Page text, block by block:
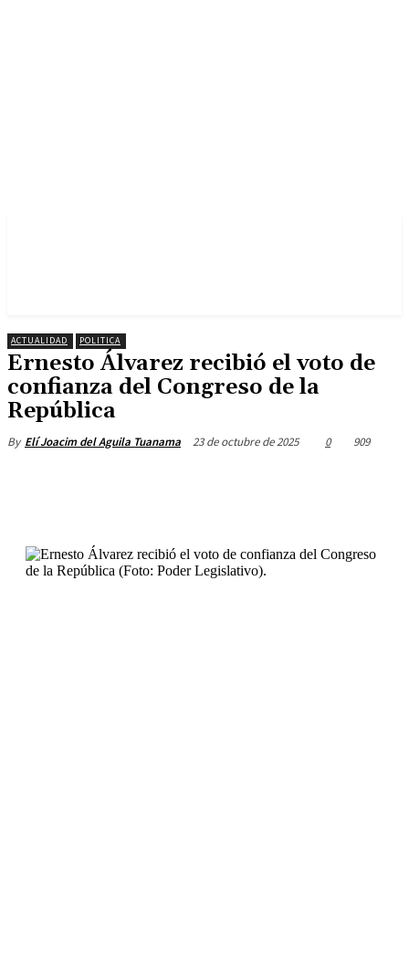
ACTUALIDAD POLITICA
Ernesto Álvarez recibió el voto de
confianza del Congreso de la
República
By Elí Joacim del Aguila Tuanama 23 de octubre de 2025 0 909